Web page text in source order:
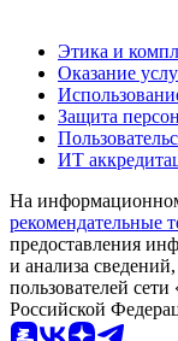
Этика и
Оказание
Защита
ИТ
На
рекомендательные
предоставления
и анализа
пользователей
Российской